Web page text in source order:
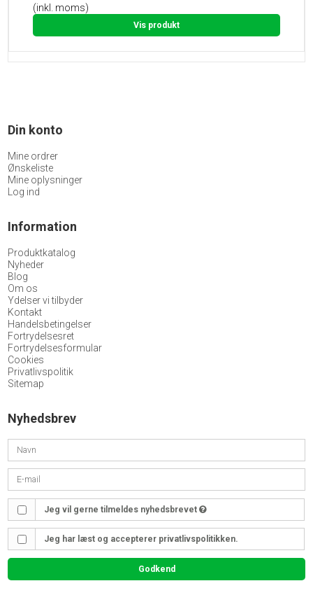
(inkl. moms)
Vis produkt
Din konto
Mine ordrer
Ønskeliste
Mine oplysninger
Log ind
Information
Produktkatalog
Nyheder
Blog
Om os
Ydelser vi tilbyder
Kontakt
Handelsbetingelser
Fortrydelsesret
Fortrydelsesformular
Cookies
Privatlivspolitik
Sitemap
Nyhedsbrev
Jeg vil gerne tilmeldes nyhedsbrevet
Jeg har læst og accepterer privatlivspolitikken.
Godkend